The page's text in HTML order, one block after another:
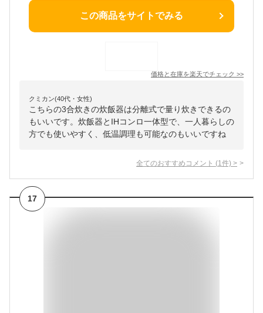
この商品をサイトでみる
価格と在庫を楽天でチェック >>
クミカン(40代・女性)
こちらの3合炊きの炊飯器は分離式で量り炊きできるの
もいいです。炊飯器とIHコンロ一体型で、一人暮らしの
方でも使いやすく、低温調理も可能なのもいいですね
全てのおすすめコメント (1 件) >
17